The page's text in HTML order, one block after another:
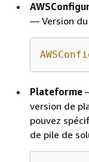
— Version du
Plateforme
version de
pouvez
de pile de